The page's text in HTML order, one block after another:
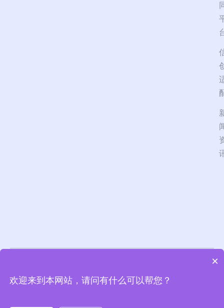
术有限公司 版权所
隐私政策
服务协议
×
欢迎来到本网站，请问有什么可以帮您？